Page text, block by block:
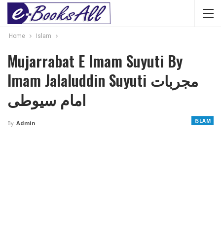
Home Islam
Mujarrabat E Imam Suyuti By
Imam Jalaluddin Suyuti مجربات
امام سیوطی
ISLAM
By Admin